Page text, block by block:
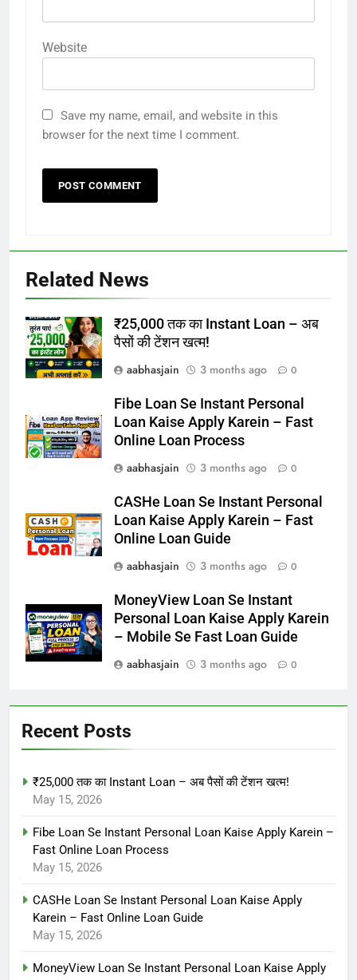
Website
Save my name, email, and website in this
browser for the next time I comment.
Related News
₹25,000 तक का Instant Loan – अब
पैसों की टेंशन खत्म!
aabhasjain
3 months ago 0
Fibe Loan Se Instant Personal
Loan Kaise Apply Karein – Fast
Online Loan Process
aabhasjain
3 months ago 0
CASHe Loan Se Instant Personal
Loan Kaise Apply Karein – Fast
Online Loan Guide
aabhasjain
3 months ago 0
MoneyView Loan Se Instant
Personal Loan Kaise Apply Karein
– Mobile Se Fast Loan Guide
aabhasjain
3 months ago 0
Recent Posts
₹25,000 तक का Instant Loan – अब पैसों की टेंशन खत्म!
May 15, 2026
Fibe Loan Se Instant Personal Loan Kaise Apply Karein –
Fast Online Loan Process
May 15, 2026
CASHe Loan Se Instant Personal Loan Kaise Apply
Karein – Fast Online Loan Guide
May 15, 2026
MoneyView Loan Se Instant Personal Loan Kaise Apply